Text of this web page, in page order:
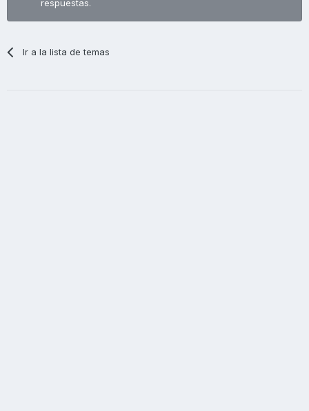
respuestas.
Ir a la lista de temas